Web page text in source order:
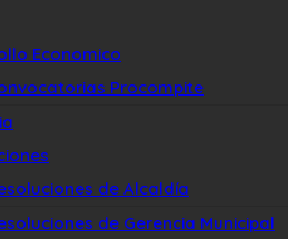
Economico
Procompite
de Alcaldía
de Gerencia Municipal